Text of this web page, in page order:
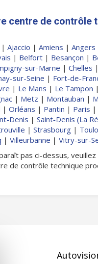
centre de contrôle
| Ajaccio | Amiens | Angers
| Belfort | Besançon |
sur-Marne | Chelles |
sur-Seine | Fort-de-
| Le Mans | Le Tampon |
| Metz | Montauban |
| Orléans | Pantin | Paris |
Denis | Saint-Denis (La
| Strasbourg |
| Villeurbanne | Vitry-sur-
pas ci-dessus,
de contrôle technique